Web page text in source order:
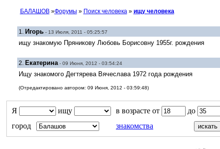
БАЛАШОВ»Форумы » Поиск человека» ищу человека
1. Игорь- 13 Июля, 2011 - 05:25:57
ищу знакомую Пряникову Любовь Борисовну 1955г. рождения
2. Екатерина- 09 Июня, 2012 - 03:54:24
Ищу знакомого Дегтярева Вячеслава 1972 года рождения
(Отредактировано автором: 09 Июня, 2012 - 03:59:48)
Я ищу в возрасте от
до
город
знакомства